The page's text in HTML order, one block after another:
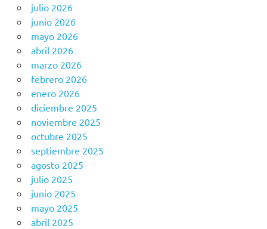
julio 2026
junio 2026
mayo 2026
abril 2026
marzo 2026
febrero 2026
enero 2026
diciembre 2025
noviembre 2025
octubre 2025
septiembre 2025
agosto 2025
julio 2025
junio 2025
mayo 2025
abril 2025